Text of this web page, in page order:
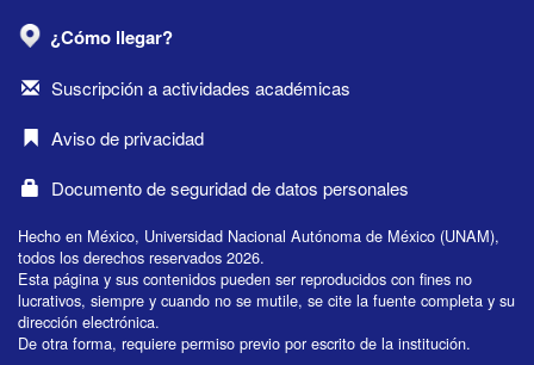
¿Cómo llegar?
Suscripción a actividades académicas
Aviso de privacidad
Documento de seguridad de datos personales
Hecho en México, Universidad Nacional Autónoma de México (UNAM),
todos los derechos reservados 2026.
Esta página y sus contenidos pueden ser reproducidos con fines no
lucrativos, siempre y cuando no se mutile, se cite la fuente completa y su
dirección electrónica.
De otra forma, requiere permiso previo por escrito de la institución.